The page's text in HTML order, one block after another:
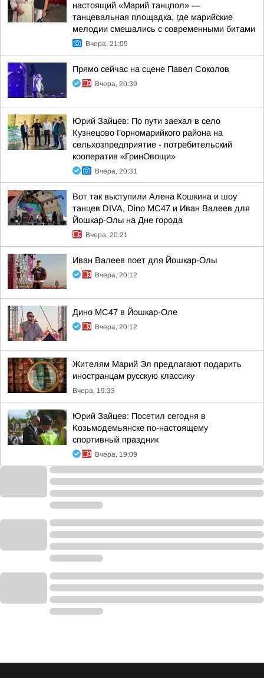
настоящий «Марий танцпол» —
танцевальная площадка, где марийские
мелодии смешались с современными битами
Вчера, 21:09
Прямо сейчас на сцене Павел Соколов
Вчера, 20:39
Юрий Зайцев: По пути заехал в село
Кузнецово Горномарийкого района на
сельхозпредприятие - потребительский
кооператив «ГринОвощи»
Вчера, 20:31
Вот так выступили Алена Кошкина и шоу
танцев DIVA, Dino MC47 и Иван Валеев для
Йошкар-Олы на Дне города
Вчера, 20:21
Иван Валеев поет для Йошкар-Олы
Вчера, 20:12
Дино МС47 в Йошкар-Оле
Вчера, 20:12
Жителям Марий Эл предлагают подарить
иностранцам русскую классику
Вчера, 19:33
Юрий Зайцев: Посетил сегодня в
Козьмодемьянске по-настоящему
спортивный праздник
Вчера, 19:09